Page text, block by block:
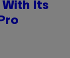
With Its